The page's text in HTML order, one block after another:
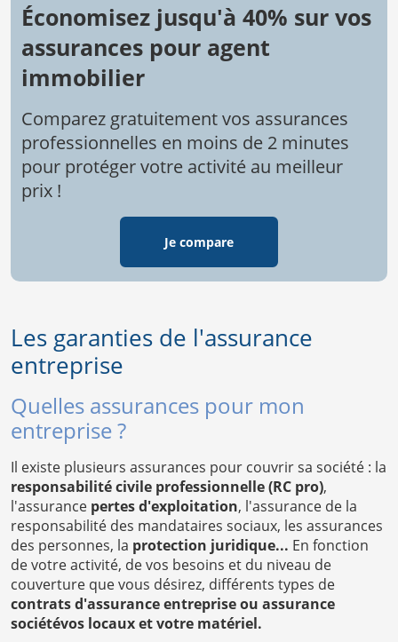
Économisez jusqu'à 40% sur vos
assurances pour agent
immobilier
Comparez gratuitement vos assurances
professionnelles en moins de 2 minutes
pour protéger votre activité au meilleur
prix !
Je compare
Les garanties de l'assurance
entreprise
Quelles assurances pour mon
entreprise ?
Il existe plusieurs assurances pour couvrir sa société : la
responsabilité civile professionnelle (RC pro),
l'assurance pertes d'exploitation, l'assurance de la
responsabilité des mandataires sociaux, les assurances
des personnes, la protection juridique... En fonction
de votre activité, de vos besoins et du niveau de
couverture que vous désirez, différents types de
contrats d'assurance entreprise ou assurance
sociétévos locaux et votre matériel.